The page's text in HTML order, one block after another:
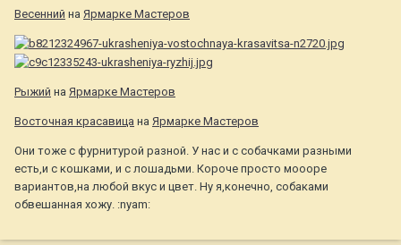
Весенний на Ярмарке Мастеров
Рыжий на Ярмарке Мастеров
Восточная красавица на Ярмарке Мастеров
Они тоже с фурнитурой разной. У нас и с собачками разными
есть,и с кошками, и с лошадьми. Короче просто моооре
вариантов,на любой вкус и цвет. Ну я,конечно, собаками
обвешанная хожу. :nyam: